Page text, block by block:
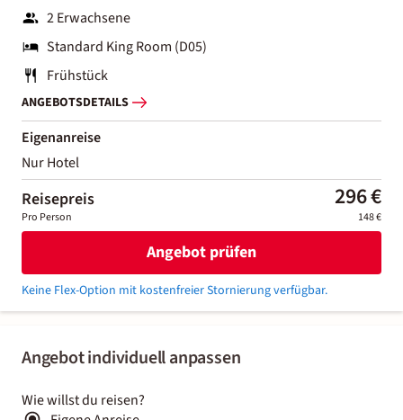
Angebot individuell anpassen
Wie willst du reisen?
2 Erwachsene
Standard King Room (D05)
Frühstück
ANGEBOTSDETAILS
Eigenanreise
Nur Hotel
Reisepreis 296 €
Pro Person 148 €
Angebot prüfen
Keine Flex-Option mit kostenfreier Stornierung verfügbar.